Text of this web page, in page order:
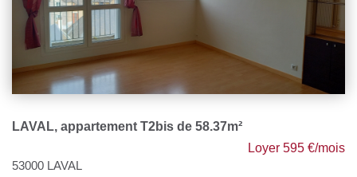
LAVAL, appartement T2bis de 58.37m²
Loyer 595 €/mois
53000 LAVAL